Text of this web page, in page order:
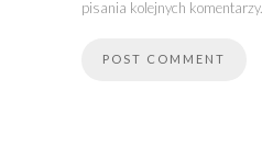
pisania kolejnych komentarzy.